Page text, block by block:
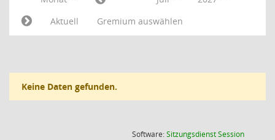
Aktuell
Gremium auswählen
Keine Daten gefunden.
Software:SitzungsdienstSession(Wird in